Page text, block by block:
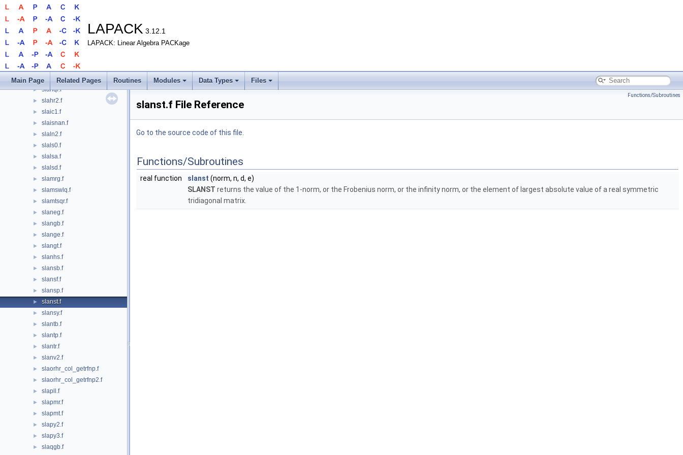
LAPACK 3.12.1
LAPACK: Linear Algebra PACKage
Main Page Related Pages Routines Modules Data Types Files
► slag2.f
► slag2d.f
► slags2.f
► slagtf.f
► slagtm.f
► slagts.f
► slagv2.f
► slahqr.f
► slahr2.f
► slaic1.f
► slaisnan.f
► slaln2.f
► slals0.f
► slalsa.f
► slalsd.f
► slamrg.f
► slamswlq.f
► slamtsqr.f
► slaneg.f
► slangb.f
► slange.f
► slangt.f
► slanhs.f
► slansb.f
► slansf.f
► slansp.f
► slanst.f
► slansy.f
► slantb.f
► slantp.f
► slantr.f
► slanv2.f
► slaorhr_col_getrfnp.f
► slaorhr_col_getrfnp2.f
► slapll.f
► slapmr.f
► slapmt.f
► slapy2.f
► slapy3.f
►
slaqgb.f
Functions/Subroutines
slanst.f File Reference
Go to the source code of this file.
Functions/Subroutines
real function slanst (norm, n, d, e)
SLANST returns the value of the 1-norm, or the Frobenius norm, or the infinity norm, or the element of largest absolute value of a real symmetric
tridiagonal matrix.